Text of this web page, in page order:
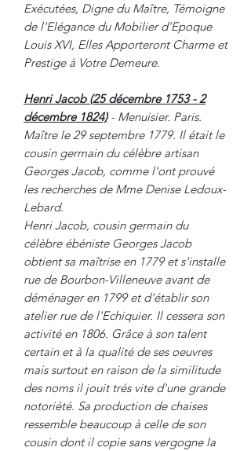
Exécutées, Digne du Maître, Témoigne
de l'Elégance du Mobilier d'Epoque
Louis XVI, Elles Apporteront Charme et
Prestige à Votre Demeure.
Henri Jacob (25 décembre 1753 - 2
décembre 1824)- Menuisier. Paris.
Maître le 29 septembre 1779. Il était le
cousin germain du célèbre artisan
Georges Jacob, comme l'ont prouvé
les recherches de Mme Denise Ledoux-
Lebard.
Henri Jacob, cousin germain du
célèbre ébéniste Georges Jacob
obtient sa maîtrise en 1779 et s'installe
rue de Bourbon-Villeneuve avant de
déménager en 1799 et d'établir son
atelier rue de l'Echiquier. Il cessera son
activité en 1806. Grâce à son talent
certain et à la qualité de ses oeuvres
mais surtout en raison de la similitude
des noms il jouit trés vite d'une grande
notoriété. Sa production de chaises
ressemble beaucoup à celle de son
cousin dont il copie sans vergogne la